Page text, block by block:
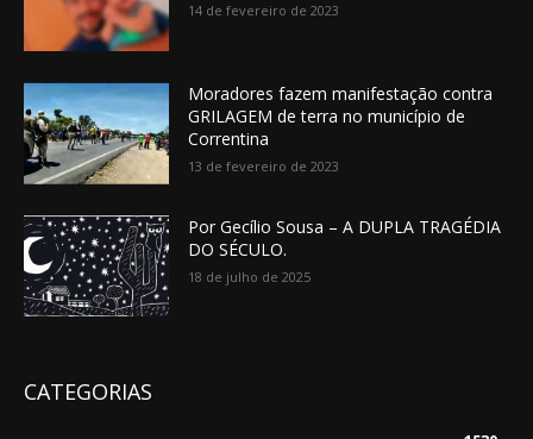
14 de fevereiro de 2023
Moradores fazem manifestação contra
GRILAGEM de terra no município de
Correntina
13 de fevereiro de 2023
Por Gecílio Sousa – A DUPLA TRAGÉDIA
DO SÉCULO.
18 de julho de 2025
CATEGORIAS